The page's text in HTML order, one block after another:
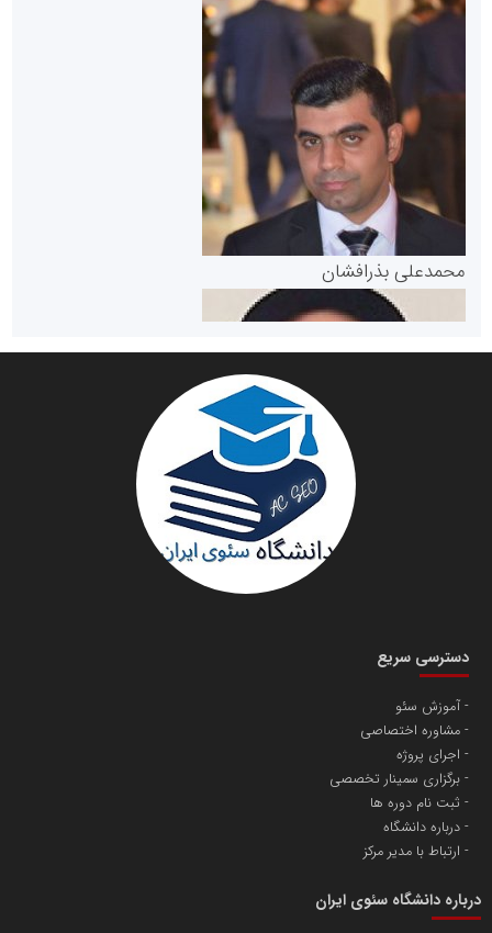
پایگاه خبری گفتمان یزد
دانشگاه سئوی ایران
پایگاه اطلاع رسانی اعتلای نهادهای مردمی
سازمان بورس و اوراق بهادار
مرجع اخبار موثق در بازارسرمایه
سازمان صنعت،معدن و تجارت
آهن و فولاد غدیر ایرانیان
تامین آهن اسفنجی تولیدکنندگان فولاد در کشور
محمدعلی بذرافشان
مریم حاج نوروز نظری
مسعودصادقی
دسترسی سریع
آموزش سئو
مشاوره اختصاصی
اجرای پروژه
برگزاری سمینار تخصصی
ثبت نام دوره ها
درباره دانشگاه
ارتباط با مدیر مرکز
درباره دانشگاه سئوی ایران